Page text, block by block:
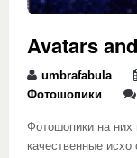
Avatars
umbrafabula
Фотошопики
Фотошопики на
качественные